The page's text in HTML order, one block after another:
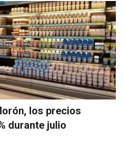
los precios
durante julio